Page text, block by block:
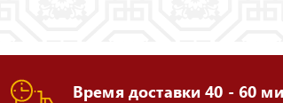
Время доставки 40 - 60